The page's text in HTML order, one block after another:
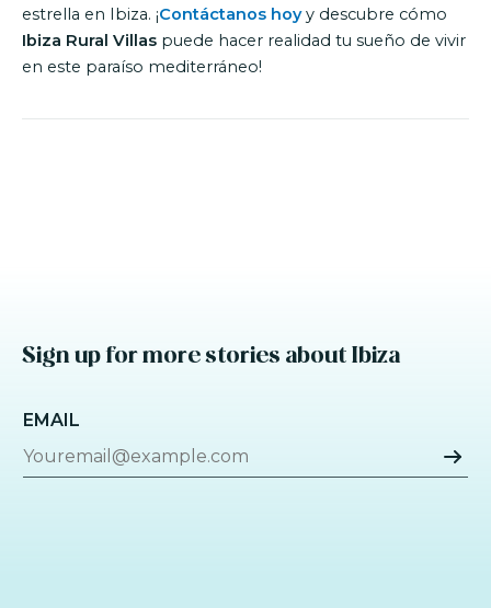
estrella en Ibiza. ¡Contáctanos hoyy descubre cómo
Ibiza Rural Villas puede hacer realidad tu sueño de vivir
en este paraíso mediterráneo!
Sign up for more stories about Ibiza
EMAIL